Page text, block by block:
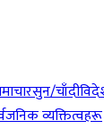
सुन/चाँदी
व्यक्तित्वहरू